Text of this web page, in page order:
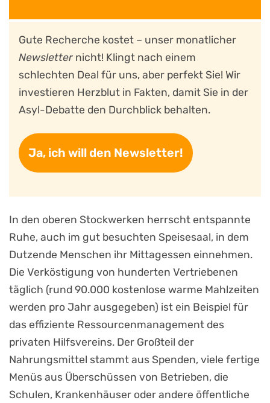
Gute Recherche kostet – unser monatlicher
Newsletter nicht! Klingt nach einem
schlechten Deal für uns, aber perfekt Sie! Wir
investieren Herzblut in Fakten, damit Sie in der
Asyl-Debatte den Durchblick behalten.
Ja, ich will den Newsletter!
In den oberen Stockwerken herrscht entspannte
Ruhe, auch im gut besuchten Speisesaal, in dem
Dutzende Menschen ihr Mittagessen einnehmen.
Die Verköstigung von hunderten Vertriebenen
täglich (rund 90.000 kostenlose warme Mahlzeiten
werden pro Jahr ausgegeben) ist ein Beispiel für
das effiziente Ressourcenmanagement des
privaten Hilfsvereins. Der Großteil der
Nahrungsmittel stammt aus Spenden, viele fertige
Menüs aus Überschüssen von Betrieben, die
Schulen, Krankenhäuser oder andere öffentliche